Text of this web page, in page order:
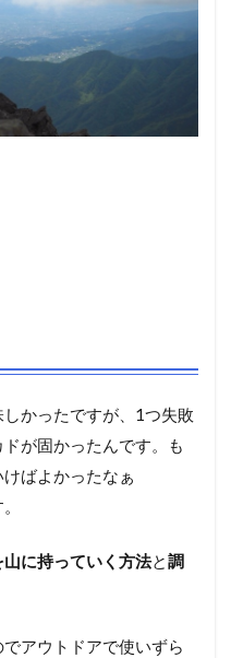
かったですが、1つ失敗
が固かったんです。も
ばよかったなぁ
山に持っていく方法と調
アウトドアで使いずら